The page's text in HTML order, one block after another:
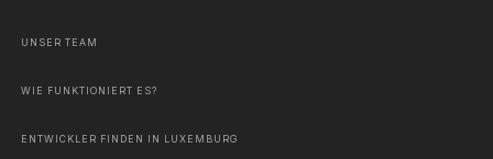
UNSER TEAM
WIE FUNKTIONIERT ES?
ENTWICKLER FINDEN IN LUXEMBURG